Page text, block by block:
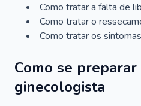
Como tratar a falta de
Como tratar o
Como tratar os
Como se
ginecologista